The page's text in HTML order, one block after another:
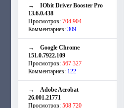
→ IObit Driver Booster Pro
13.6.0.438
Просмотров: 704 904
Комментариев: 309
→ Google Chrome
151.0.7922.109
Просмотров: 567 327
Комментариев: 122
→ Adobe Acrobat
26.001.21771
Просмотров: 508 720